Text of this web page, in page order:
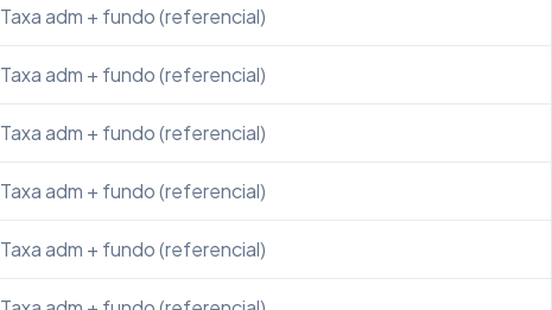
Taxa adm + fundo (referencial)
Taxa adm + fundo (referencial)
Taxa adm + fundo (referencial)
Taxa adm + fundo (referencial)
Taxa adm + fundo (referencial)